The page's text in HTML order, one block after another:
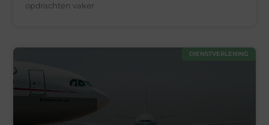
opdrachten vaker
DIENSTVERLENING